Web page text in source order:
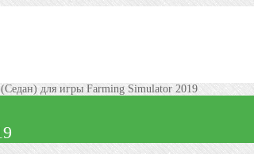
для игры Farming Simulator 2019